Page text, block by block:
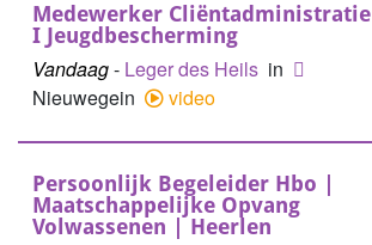
Medewerker Cliëntadministratie
I Jeugdbescherming
Vandaag- Leger des Heils in
Nieuwegein
video
Persoonlijk Begeleider Hbo |
Maatschappelijke Opvang
Volwassenen | Heerlen